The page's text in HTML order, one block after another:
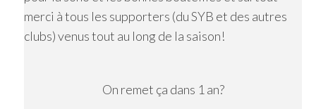
merci à tous les supporters (du SYB et des autres
clubs) venus tout au long de la saison!
On remet ça dans 1 an?